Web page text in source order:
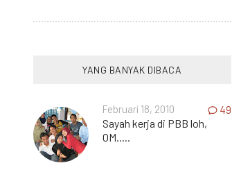
YANG BANYAK DIBACA
Februari 18, 2010 49
Sayah kerja di PBB loh,
OM.....